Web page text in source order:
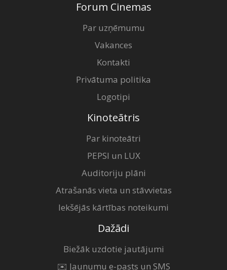
Forum Cinemas
Par uzņēmumu
Vakances
Kontakti
Privātuma politika
Logotipi
Kinoteātris
Par kinoteātri
PEPSI un LUX
Auditoriju plāni
Atrašanās vieta un stāvvietas
Iekšējās kārtības noteikumi
Dažādi
Biežāk uzdotie jautājumi
✉️ Jaunumu e-pasts un SMS